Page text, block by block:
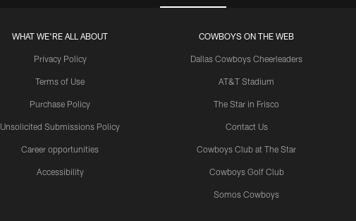
WHAT WE'RE ALL ABOUT
Privacy Policy
Terms of Use
Purchase Policy
Unsolicited Submissions Policy
Career opportunities
Accessibility
COWBOYS ON THE WEB
Dallas Cowboys Cheerleaders
AT&T Stadium
The Star in Frisco
Contact Us
Cowboys Club at The Star
Cowboys Golf Club
Somos Cowboys